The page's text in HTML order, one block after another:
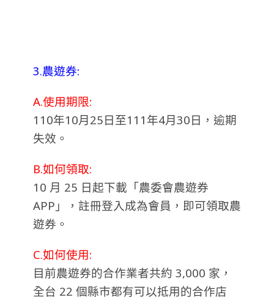
3.農遊券:
A.使用期限:
110年10月25日至111年4月30日，逾期
失效。
B.如何領取:
10 月 25 日起下載「農委會農遊券
APP」，註冊登入成為會員，即可領取農
遊券。
C.如何使用:
目前農遊券的合作業者共約 3,000 家，
全台 22 個縣市都有可以抵用的合作店